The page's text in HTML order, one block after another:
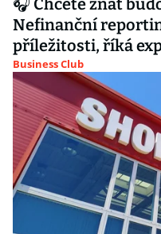
🎧 Chcete znát
Nefinanční
příležitosti, říká
Business Club